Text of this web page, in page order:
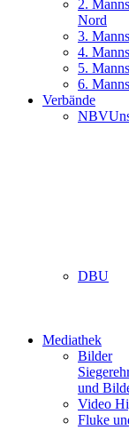
2.
Nord
3.
4.
5.
6.
Verbände
NBV
DBU
Mediathek
Bilder
und
Video
Fluke